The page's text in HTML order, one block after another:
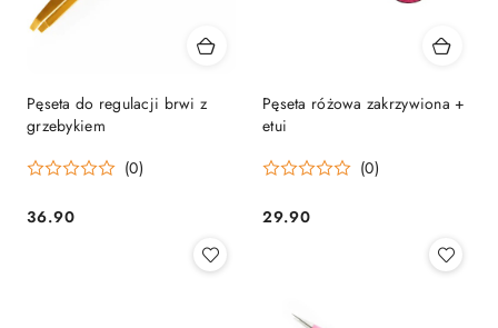
Pęseta do regulacji brwi z
grzebykiem
(0)
Cena:
36.90
Pęseta różowa zakrzywiona +
etui
(0)
Cena:
29.90